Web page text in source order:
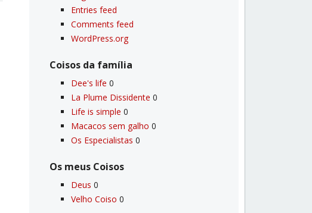
Entries feed
Comments feed
WordPress.org
Coisos da famí­lia
Dee's life 0
La Plume Dissidente 0
Life is simple 0
Macacos sem galho 0
Os Especialistas 0
Os meus Coisos
Deus 0
Velho Coiso 0